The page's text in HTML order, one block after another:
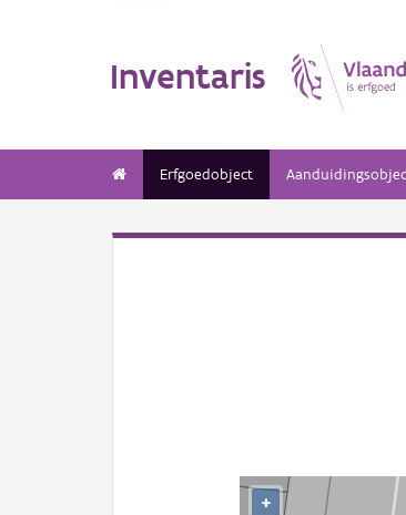
Inventaris
Erfgoedobject
+